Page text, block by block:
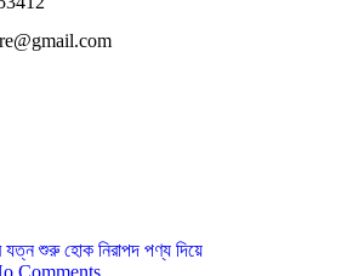
যত্ন শুরু হোক নিরাপদ পণ্য দিয়ে
Comments